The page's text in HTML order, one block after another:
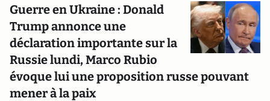
Guerre en Ukraine : Donald
Trump annonce une
déclaration importante sur la
Russie lundi, Marco Rubio
évoque lui une proposition russe pouvant
mener à la paix